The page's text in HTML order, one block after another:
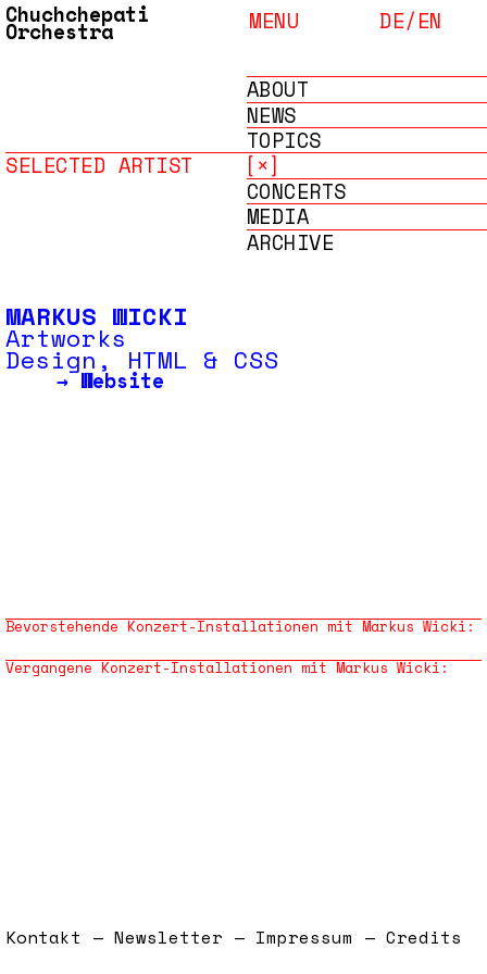
Chuchchepati
Orchestra DE/EN
MENU
ABOUT
NEWS
TOPICS
ARTISTS
CONCERTS
MEDIA
ARCHIVE
SELECTED ARTIST [×]
MARKUS WICKI
Artworks
Design, HTML & CSS
→Website
Bevorstehende Konzert-Installationen mit Markus Wicki:
Vergangene Konzert-Installationen mit Markus Wicki:
Kontakt — Newsletter — Impressum — Credits